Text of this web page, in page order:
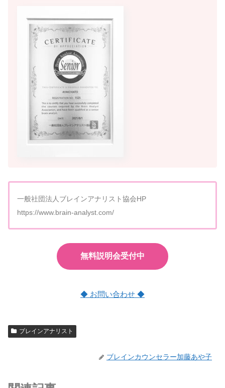
一般社団法人ブレインアナリスト協会HP
https://www.brain-analyst.com/
無料説明会受付中
◆ お問い合わせ ◆
ブレインアナリスト
ブレインカウンセラー加藤あや子